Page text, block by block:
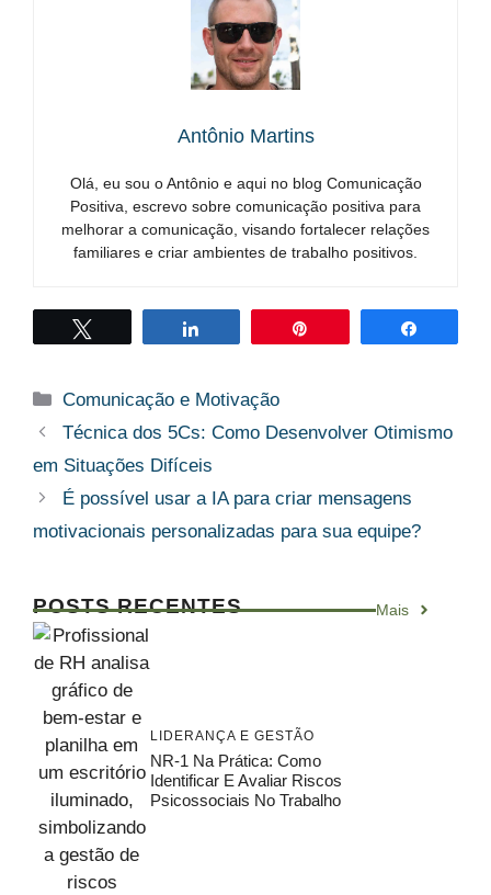
Antônio Martins
Olá, eu sou o Antônio e aqui no blog Comunicação
Positiva, escrevo sobre comunicação positiva para
melhorar a comunicação, visando fortalecer relações
familiares e criar ambientes de trabalho positivos.
Compartilhar
Categorias
Comunicação e Motivação
Técnica dos 5Cs: Como Desenvolver Otimismo
em Situações Difíceis
É possível usar a IA para criar mensagens
motivacionais personalizadas para sua equipe?
POSTS RECENTES Mais
LIDERANÇA E GESTÃO
NR-1 Na Prática: Como
Identificar E Avaliar Riscos
Psicossociais No Trabalho